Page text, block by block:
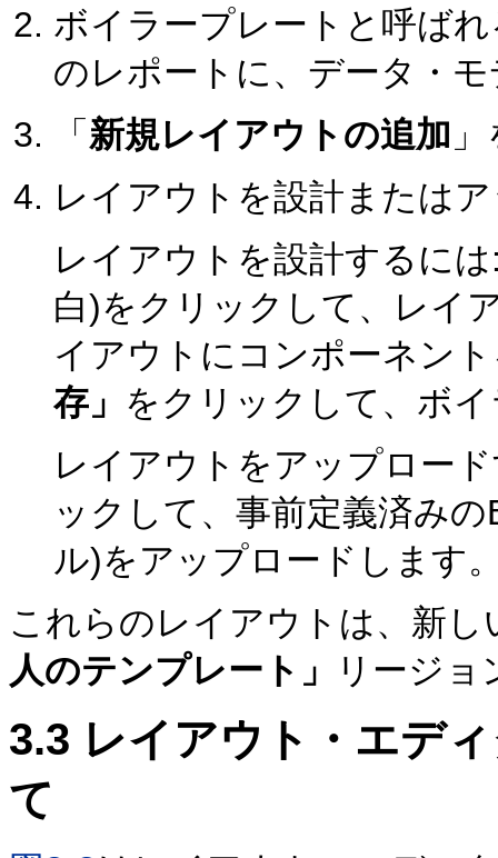
ボイラープレートと呼ば
のレポートに、データ・
「新規レイアウトの追加
レイアウトを設計または
レイアウトを設計するに
白)をクリックして、レイ
イアウトにコンポーネン
存」 をクリックして、ボ
レイアウトをアップロー
ックして、事前定義済み
ル)をアップロードします
これらのレイアウトは、新
人のテンプレート」
リージョ
3.3 レイアウト・エデ
て